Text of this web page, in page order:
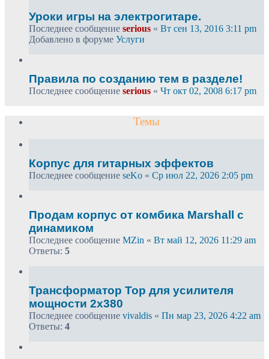
Уроки игры на электрогитаре.
Последнее сообщение serious « Вт сен 13, 2016 3:11 pm
Добавлено в форуме Услуги
Правила по созданию тем в разделе!
Последнее сообщение serious « Чт окт 02, 2008 6:17 pm
Темы
Корпус для гитарных эффектов
Последнее сообщение seKo « Ср июл 22, 2026 2:05 pm
Продам корпус от комбика Marshall с
динамиком
Последнее сообщение MZin « Вт май 12, 2026 11:29 am
Ответы: 5
Трансформатор Тор для усилителя
мощности 2х380
Последнее сообщение vivaldis « Пн мар 23, 2026 4:22 am
Ответы: 4